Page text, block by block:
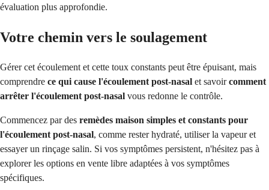
évaluation plus approfondie.
Votre chemin vers le soulagement
Gérer cet écoulement et cette toux constants peut être épuisant, mais
comprendre ce qui cause l'écoulement post-nasal et savoircomment
arrêter l'écoulement post-nasal vous redonne le contrôle.
Commencez par des remèdes maison simples et constants pour
l'écoulement post-nasal, comme rester hydraté, utiliser la vapeur et
essayer un rinçage salin. Si vos symptômes persistent, n'hésitez pas à
explorer les options en vente libre adaptées à vos symptômes
spécifiques.